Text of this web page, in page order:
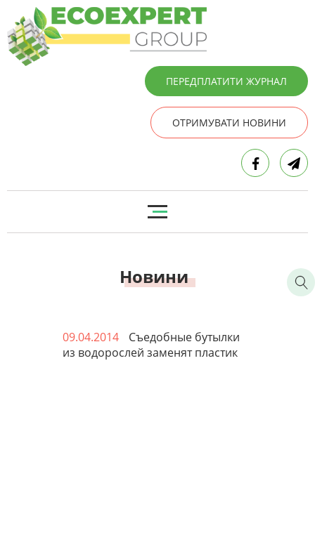
ПЕРЕДПЛАТИТИ ЖУРНАЛ
ОТРИМУВАТИ НОВИНИ
Новини
09.04.2014
Съедобные бутылки
из водорослей заменят пластик